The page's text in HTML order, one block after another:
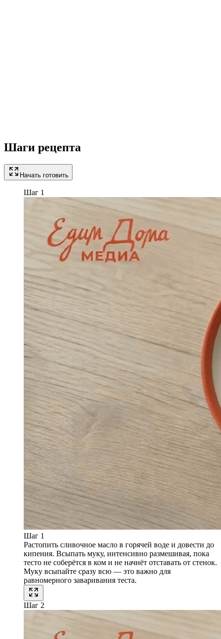
Шаги рецепта
Начать готовить
Шаг 1
Шаг 1
Растопить сливочное масло в горячей воде и довести до
кипения. Всыпать муку, интенсивно размешивая, пока
тесто не соберётся в ком и не начнёт отставать от стенок.
Муку всыпайте сразу всю — это важно для
равномерного заваривания теста.
Шаг 2